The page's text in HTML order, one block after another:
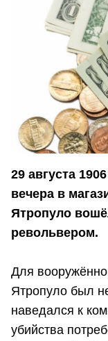
29 августа
вечера в
Ятропуло
револьвером.
Для
Ятропуло был
наведался к
убийства